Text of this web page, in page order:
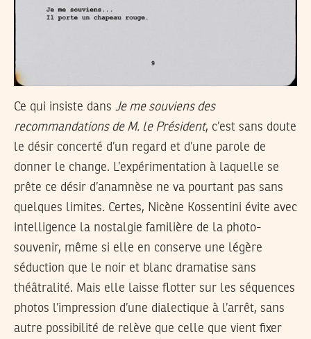
Ce qui insiste dans Je me souviens des
recommandations de M. le Président, c’est sans doute
le désir concerté d’un regard et d’une parole de
donner le change. L’expérimentation à laquelle se
prête ce désir d’anamnèse ne va pourtant pas sans
quelques limites. Certes, Nicène Kossentini évite avec
intelligence la nostalgie familière de la photo-
souvenir, même si elle en conserve une légère
séduction que le noir et blanc dramatise sans
théâtralité. Mais elle laisse flotter sur les séquences
photos l’impression d’une dialectique à l’arrêt, sans
autre possibilité de relève que celle que vient fixer